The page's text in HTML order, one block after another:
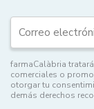
farmaCalàbria
comerciales o
otorgar tu
demás derechos